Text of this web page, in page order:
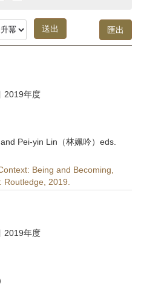
2019年度
Pei-yin Lin（林姵吟）eds.
Being and Becoming,
Routledge, 2019.
2019年度